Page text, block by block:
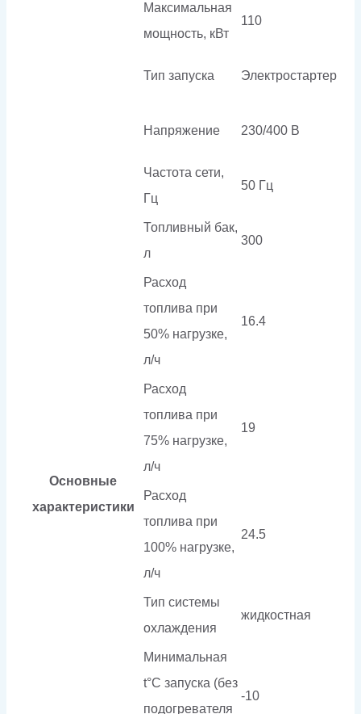
Основные
характеристики
Максимальная
мощность, кВт
110
Тип запуска Электростартер
Напряжение 230/400 В
Частота сети,
Гц
50 Гц
Топливный бак,
л
300
Расход
топлива при
50% нагрузке,
л/ч
16.4
Расход
топлива при
75% нагрузке,
л/ч
19
Расход
топлива при
100% нагрузке,
л/ч
24.5
Тип системы
охлаждения
жидкостная
Минимальная
t°С запуска (без
подогревателя
-10